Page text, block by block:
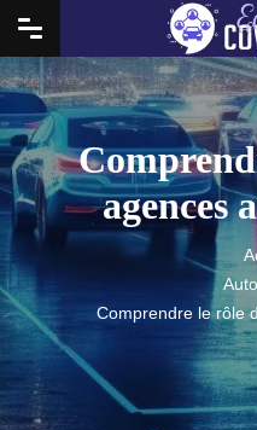
agences
Comprendre le rôle